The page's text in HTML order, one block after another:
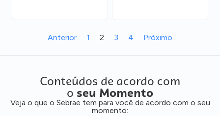
Anterior 1 2 3 4 Próximo
Conteúdos de acordo com
o seu Momento
Veja o que o Sebrae tem para você de acordo com o seu
momento: